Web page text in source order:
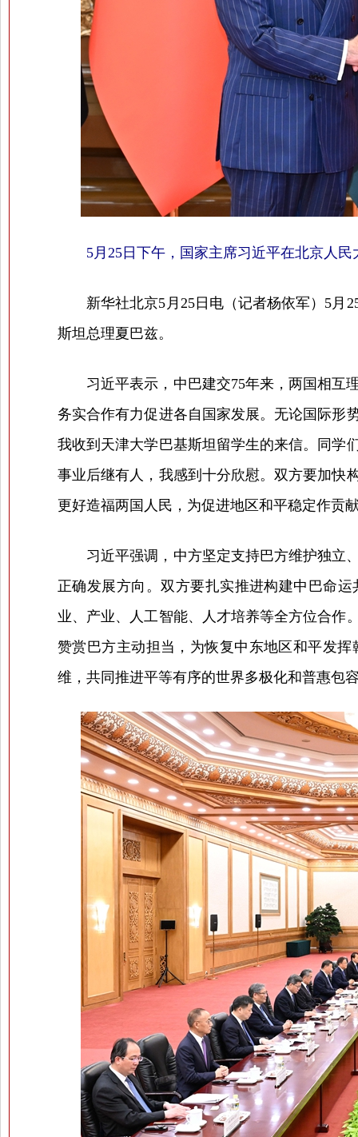
5月25日下午，国家主席习近平在北京人
新华社北京5月25日电（记者杨依军）5月
斯坦总理夏巴兹。
习近平表示，中巴建交75年来，两国相互
务实合作有力促进各自国家发展。无论国际形
我收到天津大学巴基斯坦留学生的来信。同学
事业后继有人，我感到十分欣慰。双方要加快
更好造福两国人民，为促进地区和平稳定作贡
习近平强调，中方坚定支持巴方维护独立、
正确发展方向。双方要扎实推进构建中巴命
业、产业、人工智能、人才培养等全方位合作
赞赏巴方主动担当，为恢复中东地区和平发
维，共同推进平等有序的世界多极化和普惠包